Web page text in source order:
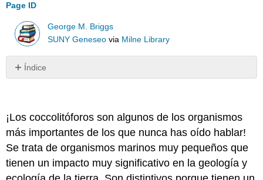
Page ID
George M. Briggs
SUNY Geneseo via Milne Library
Índice
Estructura
Reproducción
Materia
y
Energía
¡Los coccolitóforos son algunos de los organismos
más importantes de los que nunca has oído hablar!
Se trata de organismos marinos muy pequeños que
tienen un impacto muy significativo en la geología y